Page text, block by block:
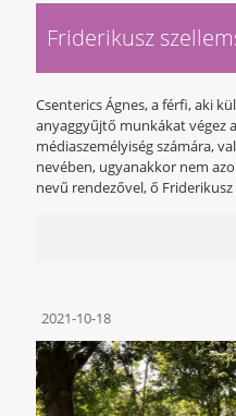
Friderikusz
Csenterics Ágnes, a férfi, aki
anyaggyűjtő munkákat végez
médiaszemélyiség számára,
nevében, ugyanakkor nem
nevű rendezővel, ő
2021-10-18